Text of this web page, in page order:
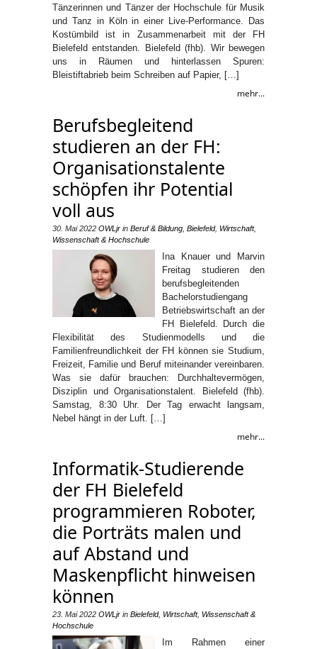
Tänzerinnen und Tänzer der Hochschule für Musik
und Tanz in Köln in einer Live-Performance. Das
Kostümbild ist in Zusammenarbeit mit der FH
Bielefeld entstanden. Bielefeld (fhb). Wir bewegen
uns in Räumen und hinterlassen Spuren:
Bleistiftabrieb beim Schreiben auf Papier, […]
mehr...
Berufsbegleitend
studieren an der FH:
Organisationstalente
schöpfen ihr Potential
voll aus
30. Mai 2022 OWLjr in Beruf & Bildung Bielefeld, Wirtschaft,
Wissenschaft & Hochschule
Ina Knauer und Marvin
Freitag studieren den
berufsbegleitenden
Bachelorstudiengang
Betriebswirtschaft an der
FH Bielefeld. Durch die
Flexibilität des Studienmodells und die
Familienfreundlichkeit der FH können sie Studium,
Freizeit, Familie und Beruf miteinander vereinbaren.
Was sie dafür brauchen: Durchhaltevermögen,
Disziplin und Organisationstalent. Bielefeld (fhb).
Samstag, 8:30 Uhr. Der Tag erwacht langsam,
Nebel hängt in der Luft. […]
mehr...
Informatik-Studierende
der FH Bielefeld
programmieren Roboter,
die Porträts malen und
auf Abstand und
Maskenpflicht hinweisen
können
23. Mai 2022 OWLjr in Bielefeld, Wirtschaft, Wissenschaft &
Hochschule
Im Rahmen einer